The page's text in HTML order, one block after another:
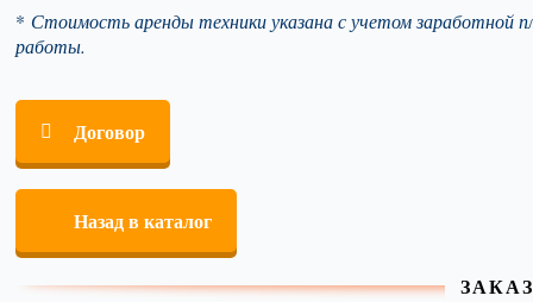
* Стоимость аренды техники указана с учетом заработной
работы.
Договор
Назад в каталог